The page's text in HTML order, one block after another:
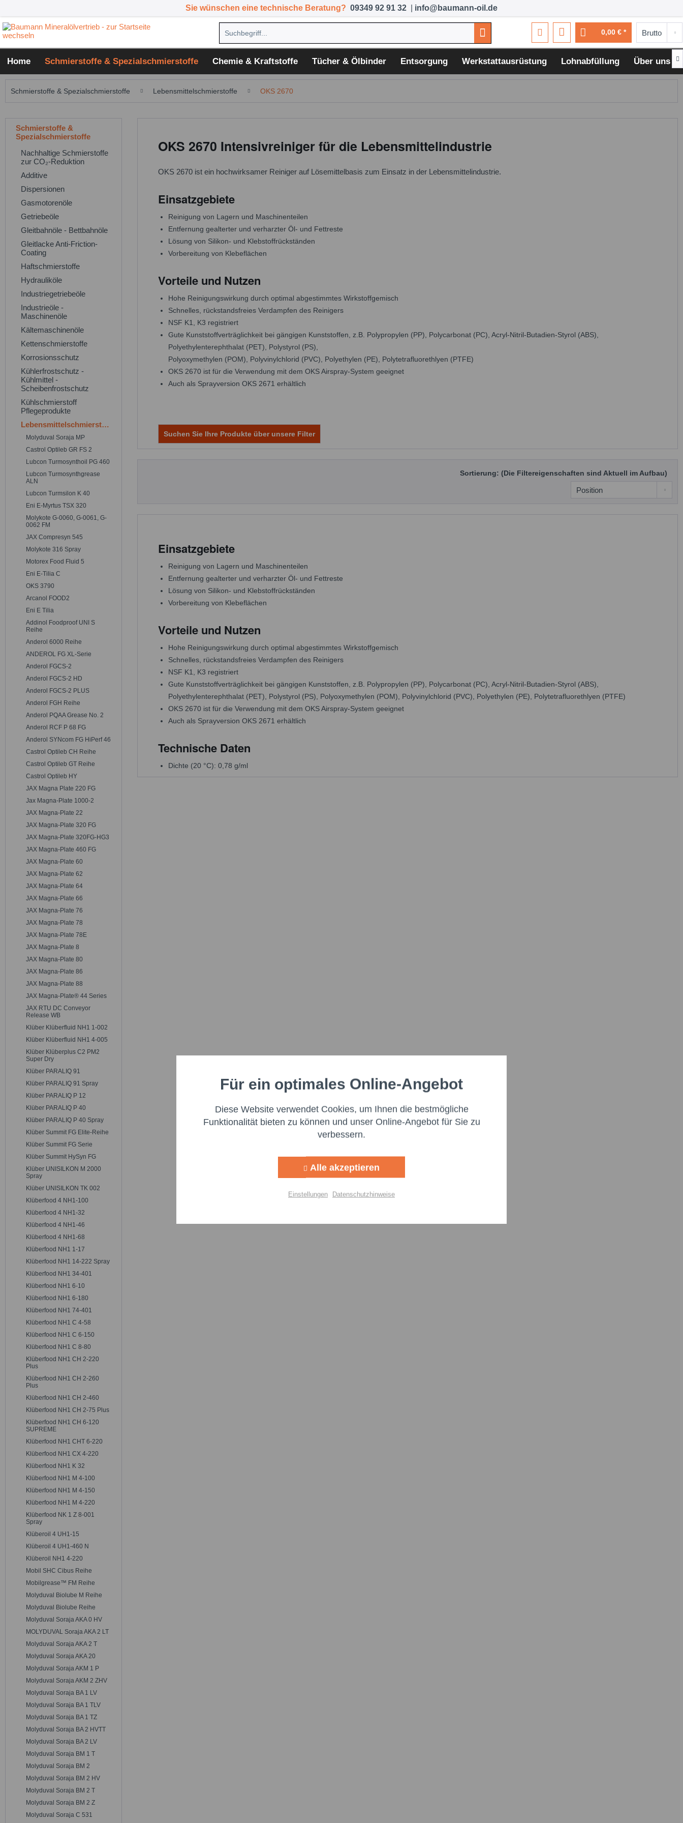
Sie wünschen eine technische Beratung? 09349 92 91 32 info@baumann-oil.de
0,00 € *
Home Schmierstoffe & Spezialschmierstoffe Chemie & Kraftstoffe Tücher & Ölbinder Entsorgung Werkstattausrüstung Lohnabfüllung Über uns 
Schmierstoffe & Spezialschmierstoffe Lebensmittelschmierstoffe OKS 2670
Schmierstoffe &
Spezialschmierstoffe
Nachhaltige Schmierstoffe
zur CO₂-Reduktion
Additive
Dispersionen
Gasmotorenöle
Getriebeöle
Gleitbahnöle - Bettbahnöle
Gleitlacke Anti-Friction-
Coating
Haftschmierstoffe
Hydrauliköle
Industriegetriebeöle
Industrieöle -
Maschinenöle
Kältemaschinenöle
Kettenschmierstoffe
Korrosionsschutz
Kühlerfrostschutz -
Kühlmittel -
Scheibenfrostschutz
Kühlschmierstoff
Pflegeprodukte
Lebensmittelschmierstoffe
Molyduval Soraja MP
Castrol Optileb GR FS 2
Lubcon Turmosynthoil PG 460
Lubcon Turmosynthgrease
ALN
Lubcon Turmsilon K 40
Eni E-Myrtus TSX 320
Molykote G-0060, G-0061, G-
0062 FM
JAX Compresyn 545
Molykote 316 Spray
Motorex Food Fluid 5
Eni E-Tilia C
OKS 3790
Arcanol FOOD2
Eni E Tilia
Addinol Foodproof UNI S
Reihe
Anderol 6000 Reihe
ANDEROL FG XL-Serie
Anderol FGCS-2
Anderol FGCS-2 HD
Anderol FGCS-2 PLUS
Anderol FGH Reihe
Anderol PQAA Grease No. 2
Anderol RCF P 68 FG
Anderol SYNcom FG HiPerf 46
Castrol Optileb CH Reihe
Castrol Optileb GT Reihe
Castrol Optileb HY
JAX Magna Plate 220 FG
Jax Magna-Plate 1000-2
JAX Magna-Plate 22
JAX Magna-Plate 320 FG
JAX Magna-Plate 320FG-HG3
JAX Magna-Plate 460 FG
JAX Magna-Plate 60
JAX Magna-Plate 62
JAX Magna-Plate 64
JAX Magna-Plate 66
JAX Magna-Plate 76
JAX Magna-Plate 78
JAX Magna-Plate 78E
JAX Magna-Plate 8
JAX Magna-Plate 80
JAX Magna-Plate 86
JAX Magna-Plate 88
JAX Magna-Plate® 44 Series
JAX RTU DC Conveyor
Release WB
Klüber Klüberfluid NH1 1-002
Klüber Klüberfluid NH1 4-005
Klüber Klüberplus C2 PM2
Super Dry
Klüber PARALIQ 91
Klüber PARALIQ 91 Spray
Klüber PARALIQ P 12
Klüber PARALIQ P 40
Klüber PARALIQ P 40 Spray
Klüber Summit FG Elite-Reihe
Klüber Summit FG Serie
Klüber Summit HySyn FG
Klüber UNISILKON M 2000
Spray
Klüber UNISILKON TK 002
Klüberfood 4 NH1-100
Klüberfood 4 NH1-32
Klüberfood 4 NH1-46
Klüberfood 4 NH1-68
Klüberfood NH1 1-17
Klüberfood NH1 14-222 Spray
Klüberfood NH1 34-401
Klüberfood NH1 6-10
Klüberfood NH1 6-180
Klüberfood NH1 74-401
Klüberfood NH1 C 4-58
Klüberfood NH1 C 6-150
Klüberfood NH1 C 8-80
Klüberfood NH1 CH 2-220
Plus
Klüberfood NH1 CH 2-260
Plus
Klüberfood NH1 CH 2-460
Klüberfood NH1 CH 2-75 Plus
Klüberfood NH1 CH 6-120
SUPREME
Klüberfood NH1 CHT 6-220
Klüberfood NH1 CX 4-220
Klüberfood NH1 K 32
Klüberfood NH1 M 4-100
Klüberfood NH1 M 4-150
Klüberfood NH1 M 4-220
Klüberfood NK 1 Z 8-001
Spray
Klüberoil 4 UH1-15
Klüberoil 4 UH1-460 N
Klüberoil NH1 4-220
Mobil SHC Cibus Reihe
Mobilgrease™ FM Reihe
Molyduval Biolube M Reihe
Molyduval Biolube Reihe
Molyduval Soraja AKA 0 HV
MOLYDUVAL Soraja AKA 2 LT
Molyduval Soraja AKA 2 T
Molyduval Soraja AKA 20
Molyduval Soraja AKM 1 P
Molyduval Soraja AKM 2 ZHV
Molyduval Soraja BA 1 LV
Molyduval Soraja BA 1 TLV
Molyduval Soraja BA 1 TZ
Molyduval Soraja BA 2 HVTT
Molyduval Soraja BA 2 LV
Molyduval Soraja BM 1 T
Molyduval Soraja BM 2
Molyduval Soraja BM 2 HV
Molyduval Soraja BM 2 T
Molyduval Soraja BM 2 Z
Molyduval Soraja C 531
OKS 2670 Intensivreiniger für die Lebensmittelindustrie
OKS 2670 ist ein hochwirksamer Reiniger auf Lösemittelbasis zum Einsatz in der Lebensmittelindustrie.
Einsatzgebiete
Reinigung von Lagern und Maschinenteilen
Entfernung gealterter und verharzter Öl- und Fettreste
Lösung von Silikon- und Klebstoffrückständen
Vorbereitung von Klebeflächen
Vorteile und Nutzen
Hohe Reinigungswirkung durch optimal abgestimmtes Wirkstoffgemisch
Schnelles, rückstandsfreies Verdampfen des Reinigers
NSF K1, K3 registriert
Gute Kunststoffverträglichkeit bei gängigen Kunststoffen, z.B. Polypropylen (PP), Polycarbonat (PC), Acryl-Nitril-Butadien-Styrol (ABS),
Polyethylenterephthalat (PET), Polystyrol (PS),
Polyoxymethylen (POM), Polyvinylchlorid (PVC), Polyethylen (PE), Polytetrafluorethlyen (PTFE)
OKS 2670 ist für die Verwendung mit dem OKS Airspray-System geeignet
Auch als Sprayversion OKS 2671 erhältlich
Suchen Sie Ihre Produkte über unsere Filter
Sortierung: (Die Filtereigenschaften sind Aktuell im Aufbau)
Einsatzgebiete
Reinigung von Lagern und Maschinenteilen
Entfernung gealterter und verharzter Öl- und Fettreste
Lösung von Silikon- und Klebstoffrückständen
Vorbereitung von Klebeflächen
Vorteile und Nutzen
Hohe Reinigungswirkung durch optimal abgestimmtes Wirkstoffgemisch
Schnelles, rückstandsfreies Verdampfen des Reinigers
NSF K1, K3 registriert
Gute Kunststoffverträglichkeit bei gängigen Kunststoffen, z.B. Polypropylen (PP), Polycarbonat (PC), Acryl-Nitril-Butadien-Styrol (ABS),
Polyethylenterephthalat (PET), Polystyrol (PS), Polyoxymethylen (POM), Polyvinylchlorid (PVC), Polyethylen (PE), Polytetrafluorethlyen (PTFE)
OKS 2670 ist für die Verwendung mit dem OKS Airspray-System geeignet
Auch als Sprayversion OKS 2671 erhältlich
Technische Daten
Dichte (20 °C): 0,78 g/ml
Funktionale Aktiv
Marketing Aktiv
Für ein optimales Online-Angebot
Diese Website verwendet Cookies, um Ihnen die bestmögliche
Funktionalität bieten zu können und unser Online-Angebot für Sie zu
verbessern.
Alle akzeptieren
Einstellungen Datenschutzhinweise